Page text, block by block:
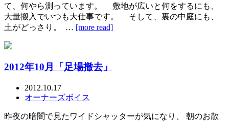
て、何やら測っています。 敷地が広いと何をするにも、
大量搬入でいつも大仕事です。 そして、裏の中庭にも、
土がどっさり。 … [more read]
2012年10月「足場撤去」
2012.10.17
オーナーズボイス
昨夜の暗闇で見たワイドシャッターが気になり、 朝のお散